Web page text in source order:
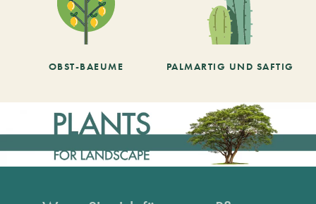
OBST-BAEUME PALMARTIG UND SAFTIG